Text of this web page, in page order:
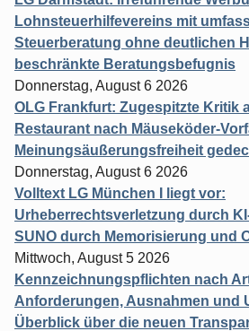
Lohnsteuerhilfevereins mit
Steuerberatung ohne deutlichen
beschränkte Beratungsbefugnis
Donnerstag, August 6 2026
OLG Frankfurt: Zugespitzte Kritik
Restaurant nach Mäuseköder-
Meinungsäußerungsfreiheit
Donnerstag, August 6 2026
Volltext LG München I liegt vor:
Urheberrechtsverletzung durch
SUNO durch Memorisierung und
Mittwoch, August 5 2026
Kennzeichnungspflichten nach
Anforderungen, Ausnahmen und
Überblick über die neuen